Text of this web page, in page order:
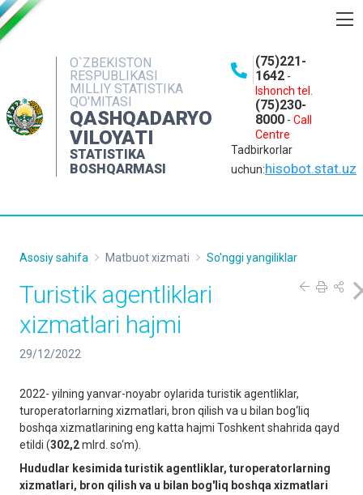
O`ZBEKISTON
RESPUBLIKASI
MILLIY STATISTIKA
QO'MITASI
QASHQADARYO
VILOYATI
STATISTIKA
BOSHQARMASI
(75)221-
1642 -
Ishonch tel.
(75)230-
8000 - Call
Centre
Tadbirkorlar
uchun:hisobot.stat.uz
OCHIQ MA'LUMOTLAR
NASHRLAR
INTERAKTIV XIZMATLAR
MATBUOT XIZMATI
KONTAKTLAR
Asosiy sahifa Matbuot xizmati So'nggi yangiliklar
Turistik agentliklari
xizmatlari hajmi
29/12/2022
2022- yilning yanvar-noyabr oylarida turistik agentliklar,
turoperatorlarning xizmatlari, bron qilish va u bilan bog‘liq
boshqa xizmatlarining eng katta hajmi Toshkent shahrida qayd
etildi (302,2mlrd. so‘m).
Hududlar kesimida turistik agentliklar, turoperatorlarning
xizmatlari, bron qilish va u bilan bog'liq boshqa xizmatlari